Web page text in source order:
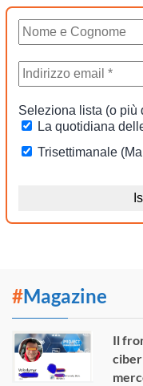
#Magazine
Il